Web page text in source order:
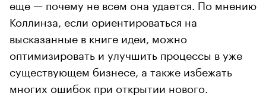
еще — почему не всем она удается. По мнению
Коллинза, если ориентироваться на
высказанные в книге идеи, можно
оптимизировать и улучшить процессы в уже
существующем бизнесе, а также избежать
многих ошибок при открытии нового.